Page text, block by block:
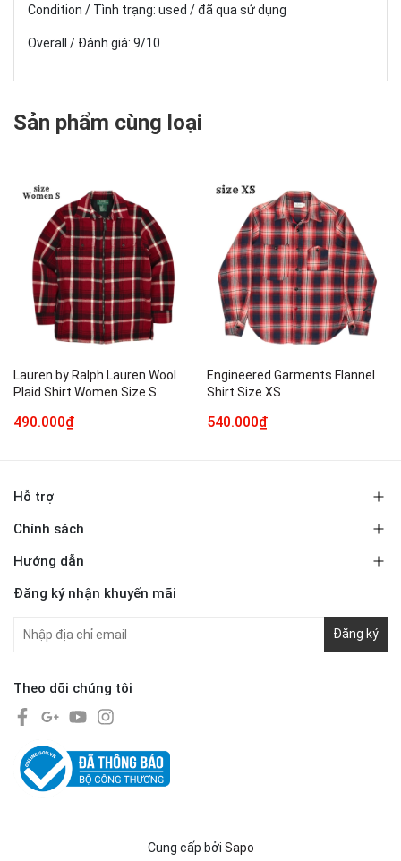
Condition / Tình trạng: used / đã qua sử dụng
Overall / Đánh giá: 9/10
Sản phẩm cùng loại
Lauren by Ralph Lauren Wool
Plaid Shirt Women Size S
490.000₫
Engineered Garments Flannel
Shirt Size XS
540.000₫
Hỗ trợ
Chính sách
Hướng dẫn
Đăng ký nhận khuyến mãi
Đăng ký
Theo dõi chúng tôi
Cung cấp bởi Sapo